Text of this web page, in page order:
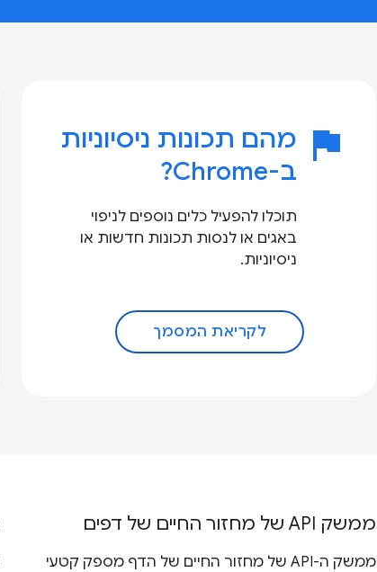
flag מהם תכונות ניסיוניות
ב-Chrome?
תוכלו להפעיל כלים נוספים לניפוי
באגים או לנסות תכונות חדשות או
ניסיוניות.
לקריאת המסמך
ממשק API של מחזור החיים של דפים
ממשק ה-API של מחזור החיים של הדף מספק קטעי